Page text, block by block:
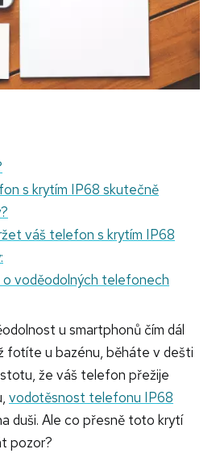
s krytím IP68 skutečně
váš telefon s krytím IP68
o voděodolných telefonech
u smartphonů čím dál
fotíte u bazénu, běháte v dešti
že váš telefon přežije
vodotěsnost telefonu IP68
duši. Ale co přesně toto krytí
pozor?